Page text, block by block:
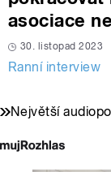
asociace
30. listopad 2023
Ranní interview
Největší